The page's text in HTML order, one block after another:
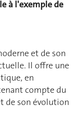
à l'exemple de
et de son
Il offre une
en
compte du
de son évolution